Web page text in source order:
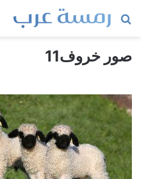
بحث
صور خروف11